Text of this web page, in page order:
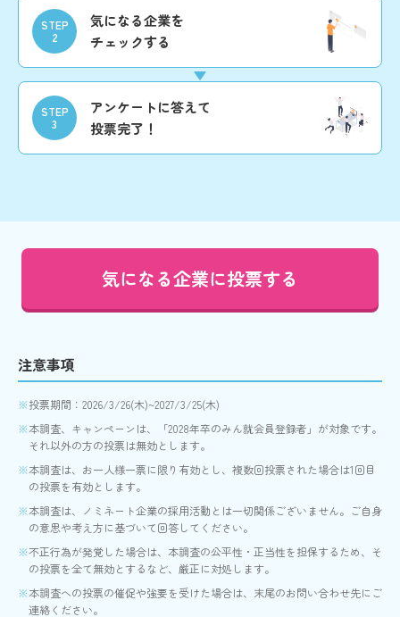
STEP
2
気になる企業を
チェックする
STEP
3
アンケートに答えて
投票完了！
気になる企業に投票する
注意事項
投票期間：2026/3/26(木)~2027/3/25(木)
本調査、キャンペーンは、「2028年卒のみん就会員登録者」が対象です。
それ以外の方の投票は無効とします。
本調査は、お一人様一票に限り有効とし、複数回投票された場合は1回目
の投票を有効とします。
本調査は、ノミネート企業の採用活動とは一切関係ございません。ご自身
の意思や考え方に基づいて回答してください。
不正行為が発覚した場合は、本調査の公平性・正当性を担保するため、そ
の投票を全て無効とするなど、厳正に対処します。
本調査への投票の催促や強要を受けた場合は、末尾のお問い合わせ先にご
連絡ください。